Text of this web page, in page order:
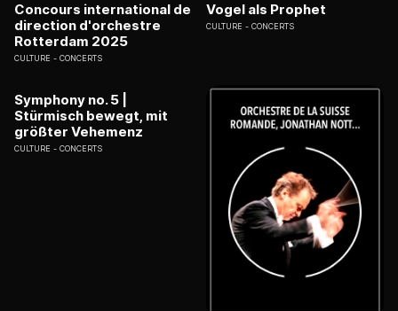
Concours international de
direction d'orchestre
Rotterdam 2025
CULTURE CONCERTS
Vogel als Prophet
CULTURE CONCERTS
Symphony no. 5 |
Stürmisch bewegt, mit
größter Vehemenz
CULTURE CONCERTS